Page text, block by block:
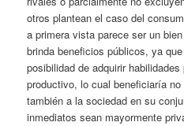
otros plantean el caso del
a primera vista parece ser un
brinda beneficios públicos, ya
posibilidad de adquirir
productivo, lo cual beneficiaría
también a la sociedad en su
inmediatos sean mayormente